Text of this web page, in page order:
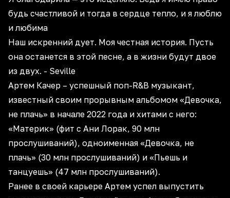
будь счастливой и тогда в сердце тепло, и я люблю
и любима
Наш искренний дует. Моя честная история. Пусть
она останется в этой песне, а в жизни будут двое
из двух. - Seville
Артем Качер – успешный поп-R&B музыкант,
известный своим прорывным альбомом «Девочка,
не плачь» в начале 2022 года и хитами с него:
«Материк» (фит с Ани Лорак, 90 млн
прослушиваний), одноименная «Девочка, не
плачь» (30 млн прослушиваний) и «Пьешь и
танцуешь» (47 млн прослушиваний).
Ранее в своей карьере Артем успел выпустить